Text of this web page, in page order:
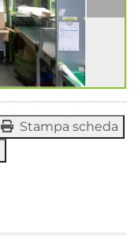
Stampa scheda